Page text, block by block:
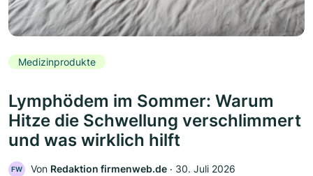
Medizinprodukte
Lymphödem im Sommer: Warum
Hitze die Schwellung verschlimmert
und was wirklich hilft
FW Von Redaktion firmenweb.de ‧ 30. Juli 2026